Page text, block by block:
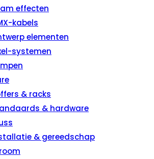
effecten
kabels
elementen
systemen
& racks
& hardware
& gereedschap